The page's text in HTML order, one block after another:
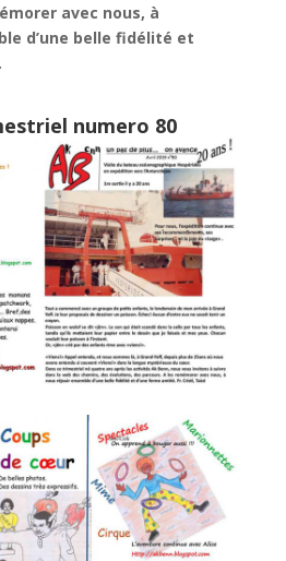
avec nous, à
d’une belle fidélité et
numero 80